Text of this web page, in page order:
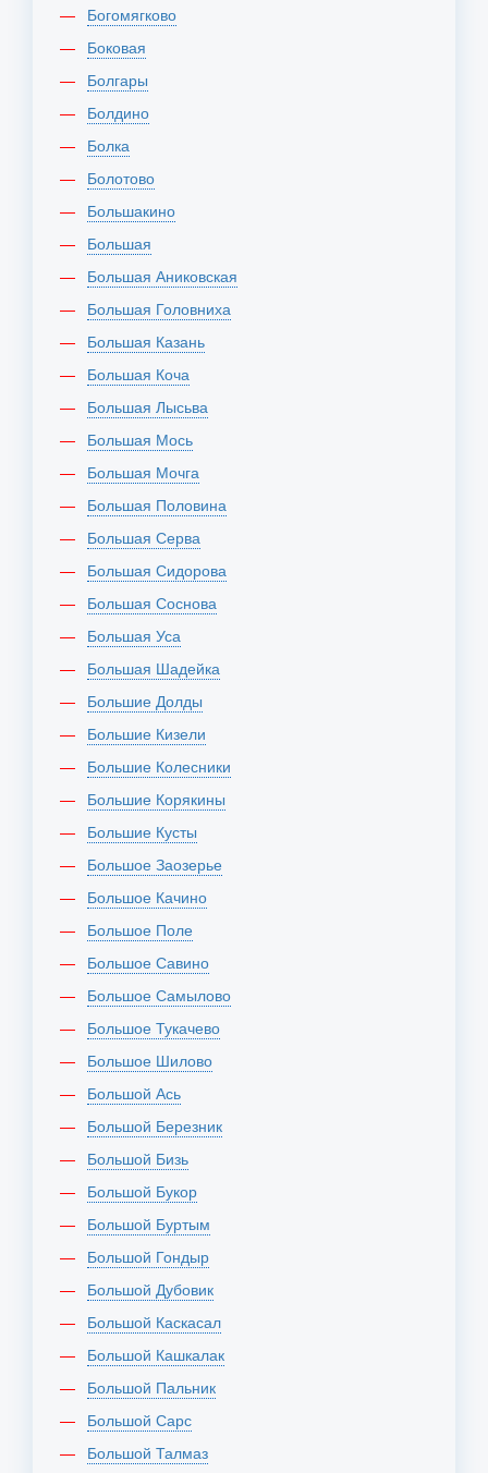
Богомягково
Боковая
Болгары
Болдино
Болка
Болотово
Большакино
Большая
Большая Аниковская
Большая Головниха
Большая Казань
Большая Коча
Большая Лысьва
Большая Мось
Большая Мочга
Большая Половина
Большая Серва
Большая Сидорова
Большая Соснова
Большая Уса
Большая Шадейка
Большие Долды
Большие Кизели
Большие Колесники
Большие Корякины
Большие Кусты
Большое Заозерье
Большое Качино
Большое Поле
Большое Савино
Большое Самылово
Большое Тукачево
Большое Шилово
Большой Ась
Большой Березник
Большой Бизь
Большой Букор
Большой Буртым
Большой Гондыр
Большой Дубовик
Большой Каскасал
Большой Кашкалак
Большой Пальник
Большой Сарс
Большой Талмаз